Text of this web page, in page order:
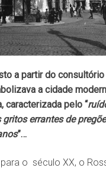
a partir do
a cidade
caracterizada pelo “
gritos errantes de
”…
o século XX, o